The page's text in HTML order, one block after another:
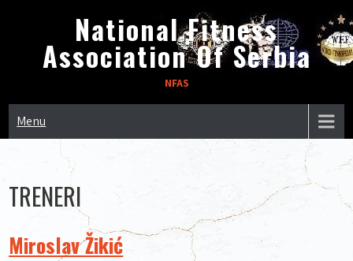
National Fitness
Association Of Serbia
NFAS
Menu
TRENERI
Miroslav Žikić